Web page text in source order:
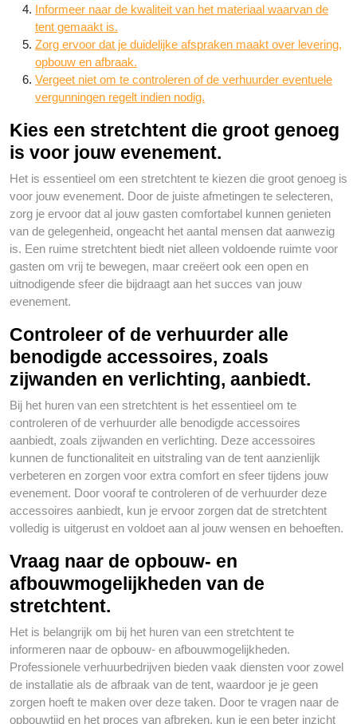
Informeer naar de kwaliteit van het materiaal waarvan de
tent gemaakt is.
Zorg ervoor dat je duidelijke afspraken maakt over levering,
opbouw en afbraak.
Vergeet niet om te controleren of de verhuurder eventuele
vergunningen regelt indien nodig.
Kies een stretchtent die groot genoeg
is voor jouw evenement.
Het is essentieel om een stretchtent te kiezen die groot genoeg is
voor jouw evenement. Door de juiste afmetingen te selecteren,
zorg je ervoor dat al jouw gasten comfortabel kunnen genieten
van de gelegenheid, ongeacht het aantal mensen dat aanwezig
is. Een ruime stretchtent biedt niet alleen voldoende ruimte voor
gasten om vrij te bewegen, maar creëert ook een open en
uitnodigende sfeer die bijdraagt aan het succes van jouw
evenement.
Controleer of de verhuurder alle
benodigde accessoires, zoals
zijwanden en verlichting, aanbiedt.
Bij het huren van een stretchtent is het essentieel om te
controleren of de verhuurder alle benodigde accessoires
aanbiedt, zoals zijwanden en verlichting. Deze accessoires
kunnen de functionaliteit en uitstraling van de tent aanzienlijk
verbeteren en zorgen voor extra comfort en sfeer tijdens jouw
evenement. Door vooraf te controleren of de verhuurder deze
accessoires aanbiedt, kun je ervoor zorgen dat de stretchtent
volledig is uitgerust en voldoet aan al jouw wensen en behoeften.
Vraag naar de opbouw- en
afbouwmogelijkheden van de
stretchtent.
Het is belangrijk om bij het huren van een stretchtent te
informeren naar de opbouw- en afbouwmogelijkheden.
Professionele verhuurbedrijven bieden vaak diensten voor zowel
de installatie als de afbraak van de tent, waardoor je je geen
zorgen hoeft te maken over deze taken. Door te vragen naar de
opbouwtijd en het proces van afbreken, kun je een beter inzicht